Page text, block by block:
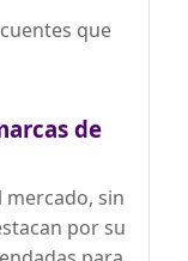
alfombrasque
de
mercado, sin
por su